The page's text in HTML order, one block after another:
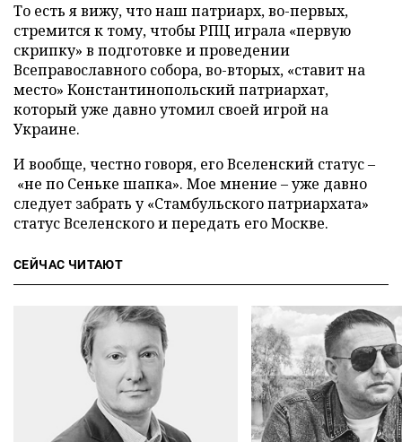
То есть я вижу, что наш патриарх, во-первых,
стремится к тому, чтобы РПЦ играла «первую
скрипку» в подготовке и проведении
Всеправославного собора, во-вторых, «ставит на
место» Константинопольский патриархат,
который уже давно утомил своей игрой на
Украине.
И вообще, честно говоря, его Вселенский статус –
«не по Сеньке шапка». Мое мнение – уже давно
следует забрать у «Стамбульского патриархата»
статус Вселенского и передать его Москве.
СЕЙЧАС ЧИТАЮТ